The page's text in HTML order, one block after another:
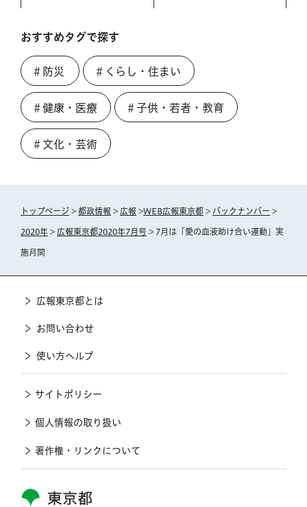
おすすめタグで探す
＃防災 ＃くらし・住まい
＃健康・医療 ＃子供・若者・教育
＃文化・芸術
トップページ > 都政情報 > 広報 >WEB広報東京都 > バックナンバー >
2020年 > 広報東京都2020年7月号 > 7月は「愛の血液助け合い運動」実
施月間
東京都
広報東京都とは
お問い合わせ
使い方ヘルプ
サイトポリシー
個人情報の取り扱い
著作権・リンクについて